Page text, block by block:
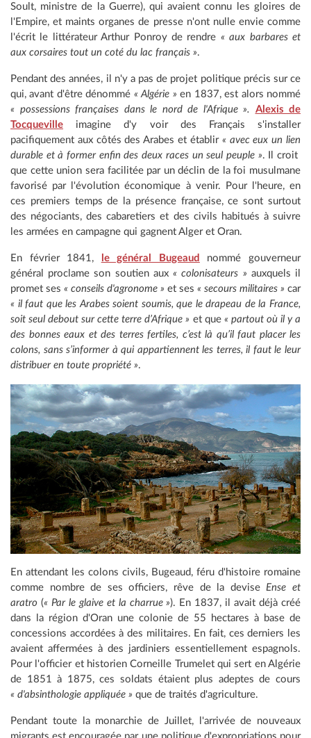
Soult, ministre de la Guerre), qui avaient connu les gloires de
l'Empire, et maints organes de presse n'ont nulle envie comme
l'écrit le littérateur Arthur Ponroy de rendre « aux barbares et
aux corsaires tout un coté du lac français ».
Pendant des années, il n'y a pas de projet politique précis sur ce
qui, avant d'être dénommé « Algérie » en 1837, est alors nommé
« possessions françaises dans le nord de l'Afrique ».
Alexis de
Tocqueville imagine d'y voir des Français s'installer
pacifiquement aux côtés des Arabes et établir « avec eux un lien
durable et à former enfin des deux races un seul peuple ». Il croit
que cette union sera facilitée par un déclin de la foi musulmane
favorisé par l'évolution économique à venir. Pour l'heure, en
ces premiers temps de la présence française, ce sont surtout
des négociants, des cabaretiers et des civils habitués à suivre
les armées en campagne qui gagnent Alger et Oran.
En février 1841, le général Bugeaud
nommé gouverneur
général proclame son soutien aux« colonisateurs » auxquels il
promet ses « conseils d'agronome » et ses « secours militaires » car
« il faut que les Arabes soient soumis, que le drapeau de la France,
soit seul debout sur cette terre d’Afrique » et que « partout où il y a
des bonnes eaux et des terres fertiles, c’est là qu’il faut placer les
colons, sans s’informer à qui appartiennent les terres, il faut le leur
distribuer en toute propriété ».
En attendant les colons civils, Bugeaud, féru d'histoire romaine
comme nombre de ses officiers, rêve de la deviseEnse et
aratro (« Par le glaive et la charrue »). En 1837, il avait déjà créé
dans la région d'Oran une colonie de 55 hectares à base de
concessions accordées à des militaires. En fait, ces derniers les
avaient affermées à des jardiniers essentiellement espagnols.
Pour l'officier et historien Corneille Trumelet qui sert en Algérie
de 1851 à 1875, ces soldats étaient plus adeptes de cours
« d'absinthologie appliquée » que de traités d'agriculture.
Pendant toute la monarchie de Juillet, l'arrivée de nouveaux